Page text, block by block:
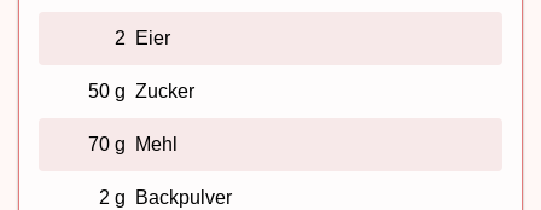
2 Eier
50 g Zucker
70 g Mehl
2 g Backpulver